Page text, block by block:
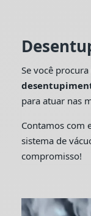
Se você
para atuar nas
Contamos com
sistema de
compromisso!